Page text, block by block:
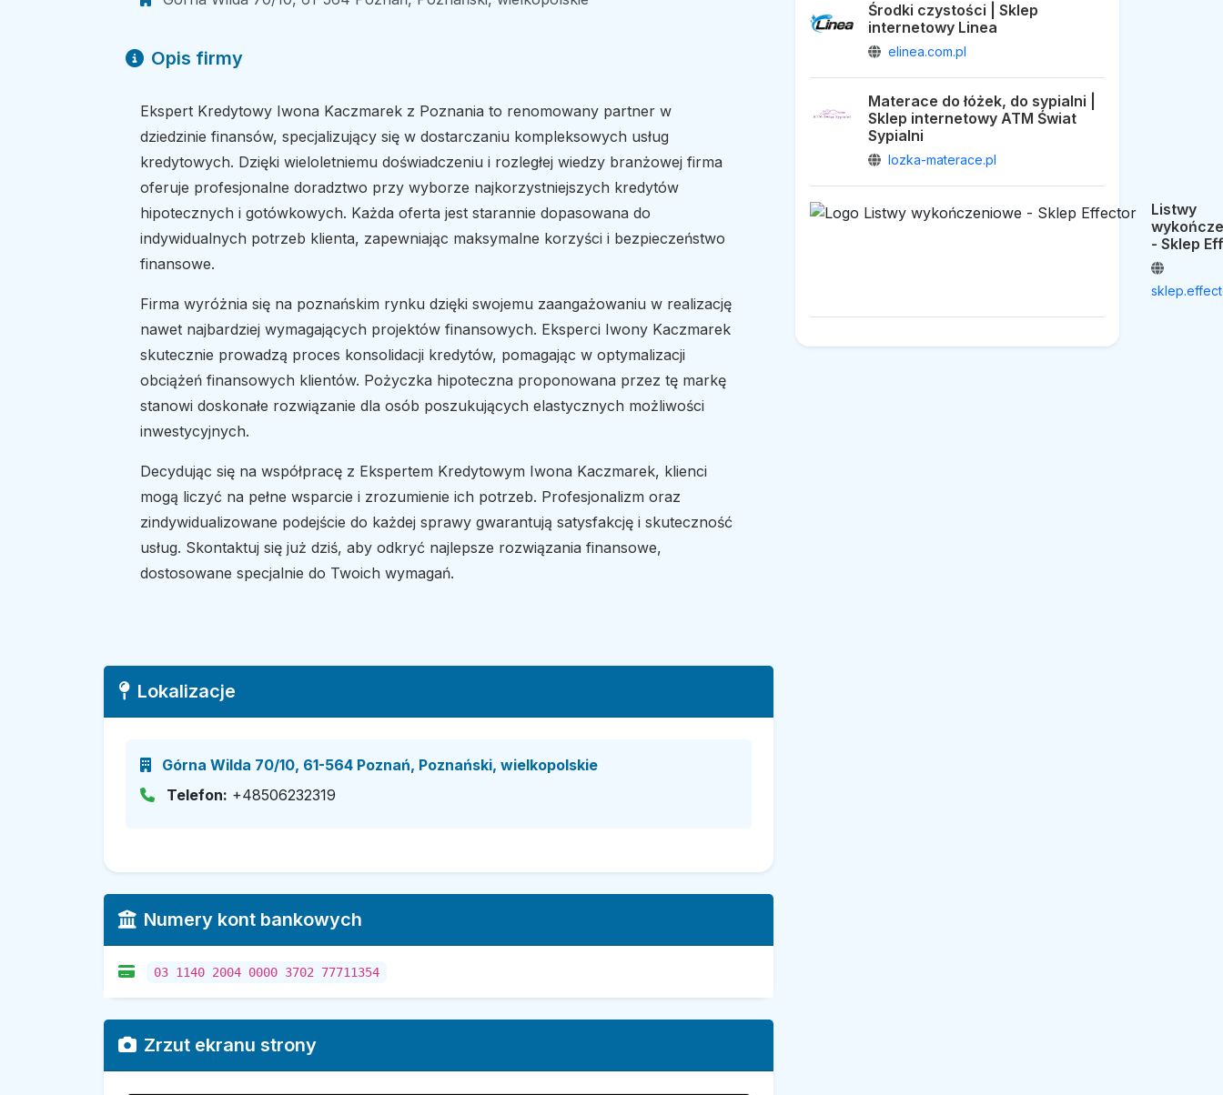
Opis firmy
Ekspert Kredytowy Iwona Kaczmarek z Poznania to renomowany partner w
dziedzinie finansów, specjalizujący się w dostarczaniu kompleksowych usług
kredytowych. Dzięki wieloletniemu doświadczeniu i rozległej wiedzy branżowej firma
oferuje profesjonalne doradztwo przy wyborze najkorzystniejszych kredytów
hipotecznych i gotówkowych. Każda oferta jest starannie dopasowana do
indywidualnych potrzeb klienta, zapewniając maksymalne korzyści i bezpieczeństwo
finansowe.
Firma wyróżnia się na poznańskim rynku dzięki swojemu zaangażowaniu w realizację
nawet najbardziej wymagających projektów finansowych. Eksperci Iwony Kaczmarek
skutecznie prowadzą proces konsolidacji kredytów, pomagając w optymalizacji
obciążeń finansowych klientów. Pożyczka hipoteczna proponowana przez tę markę
stanowi doskonałe rozwiązanie dla osób poszukujących elastycznych możliwości
inwestycyjnych.
Decydując się na współpracę z Ekspertem Kredytowym Iwona Kaczmarek, klienci
mogą liczyć na pełne wsparcie i zrozumienie ich potrzeb. Profesjonalizm oraz
zindywidualizowane podejście do każdej sprawy gwarantują satysfakcję i skuteczność
usług. Skontaktuj się już dziś, aby odkryć najlepsze rozwiązania finansowe,
dostosowane specjalnie do Twoich wymagań.
Lokalizacje
Górna Wilda 70/10, 61-564 Poznań, Poznański, wielkopolskie
Telefon: +48506232319
Numery kont bankowych
03 1140 2004 0000 3702 77711354
Zrzut ekranu strony
Środki czystości | Sklep
internetowy Linea
elinea.com.pl
Materace do łóżek, do sypialni |
Sklep internetowy ATM Świat
Sypialni
lozka-materace.pl
Listwy
- Sklep